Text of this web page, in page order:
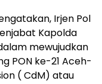
Irjen Pol
Kapolda
mewujudkan
PON ke-21 Aceh-
( CdM) atau